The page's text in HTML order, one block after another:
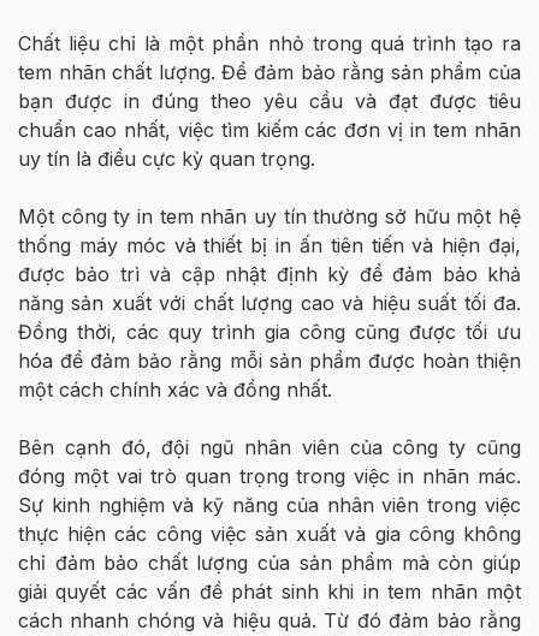
Chất liệu chỉ là một phần nhỏ trong quá trình tạo ra
tem nhãn chất lượng. Để đảm bảo rằng sản phẩm của
bạn được in đúng theo yêu cầu và đạt được tiêu
chuẩn cao nhất, việc tìm kiếm các đơn vị in tem nhãn
uy tín là điều cực kỳ quan trọng.
Một công ty in tem nhãn uy tín thường sở hữu một hệ
thống máy móc và thiết bị in ấn tiên tiến và hiện đại,
được bảo trì và cập nhật định kỳ để đảm bảo khả
năng sản xuất với chất lượng cao và hiệu suất tối đa.
Đồng thời, các quy trình gia công cũng được tối ưu
hóa để đảm bảo rằng mỗi sản phẩm được hoàn thiện
một cách chính xác và đồng nhất.
Bên cạnh đó, đội ngũ nhân viên của công ty cũng
đóng một vai trò quan trọng trong việc in nhãn mác.
Sự kinh nghiệm và kỹ năng của nhân viên trong việc
thực hiện các công việc sản xuất và gia công không
chỉ đảm bảo chất lượng của sản phẩm mà còn giúp
giải quyết các vấn đề phát sinh khi in tem nhãn một
cách nhanh chóng và hiệu quả. Từ đó đảm bảo rằng